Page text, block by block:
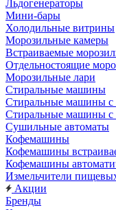
Льдогенераторы
Мини-бары
Холодильные витрины
Морозильные камеры
Встраиваемые
Отдельностоящие
Морозильные лари
Стиральные машины
Стиральные машины с
Стиральные машины с
Сушильные автоматы
Кофемашины
Кофемашины
Кофемашины
Измельчители
Акции
Бренды